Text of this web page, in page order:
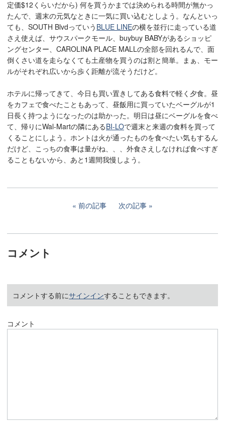
定価$12くらいだから) 何を買うかまでは決められる時間が無かっ
たんで、週末の元気なときに一気に買い込むとしよう。なんといっ
ても、SOUTH Blvdっていう BLUE LINEの横を並行に走っている道
さえ使えば、サウスパークモール、buybuy BABYがあるショッピ
ングセンター、CAROLINA PLACE MALLの全部を回れるんで、面
倒くさい道を走らなくても土産物を買うのは割と簡単。まぁ、モー
ルがそれぞれ広いから歩く距離が流そうだけど。
ホテルに帰ってきて、今日も買い置きしてある食料で軽く夕食。昼
をカフェで食べたこともあって、昼飯用に買っていたベーグルが1
日長く持つようになったのは助かった。明日は昼にベーグルを食べ
て、帰りにWal-Martの隣にあるBI-LOで週末と来週の食料を買って
くることにしよう。ホントは火が通ったものを食べたい気もするん
だけど、こっちの食事は量がね、、、外食さえしなければ食べすぎ
ることもないから、あと1週間我慢しよう。
前の記事 次の記事
コメント
コメントする前にサインインすることもできます。
コメント